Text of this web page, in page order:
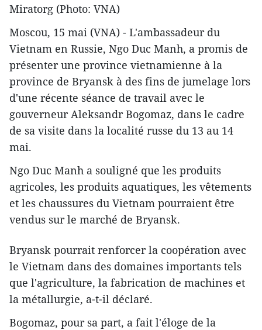
Miratorg (Photo: VNA)
Moscou, 15 mai (VNA) - L'ambassadeur du
Vietnam en Russie, Ngo Duc Manh, a promis de
présenter une province vietnamienne à la
province de Bryansk à des fins de jumelage lors
d'une récente séance de travail avec le
gouverneur Aleksandr Bogomaz, dans le cadre
de sa visite dans la localité russe du 13 au 14
mai.
Ngo Duc Manh a souligné que les produits
agricoles, les produits aquatiques, les vêtements
et les chaussures du Vietnam pourraient être
vendus sur le marché de Bryansk.
Bryansk pourrait renforcer la coopération avec
le Vietnam dans des domaines importants tels
que l'agriculture, la fabrication de machines et
la métallurgie, a-t-il déclaré.
Bogomaz, pour sa part, a fait l'éloge de la